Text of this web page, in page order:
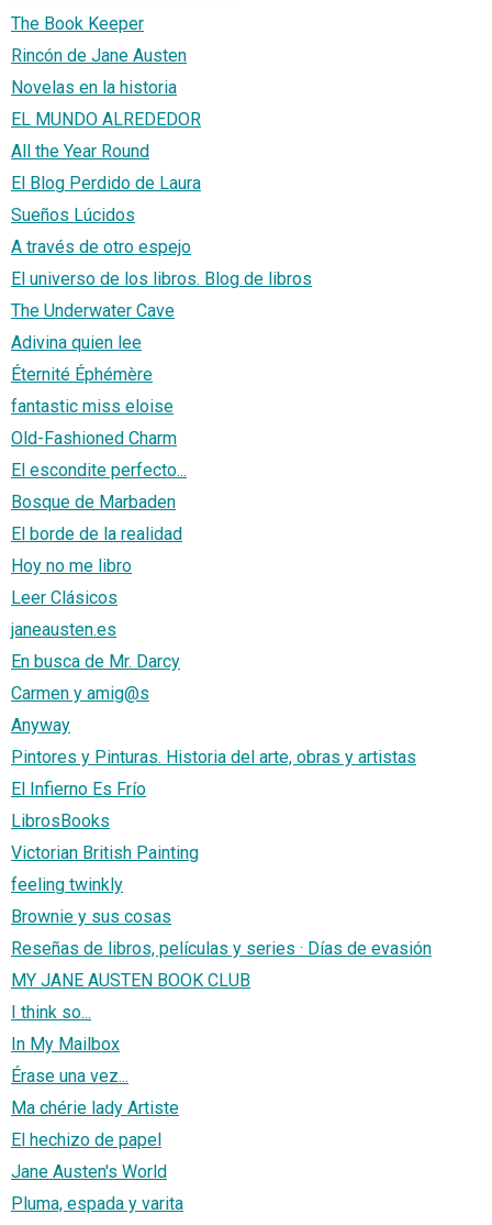
The Book Keeper
Rincón de Jane Austen
Novelas en la historia
EL MUNDO ALREDEDOR
All the Year Round
El Blog Perdido de Laura
Sueños Lúcidos
A través de otro espejo
El universo de los libros. Blog de libros
The Underwater Cave
Adivina quien lee
Éternité Éphémère
fantastic miss eloise
Old-Fashioned Charm
El escondite perfecto...
Bosque de Marbaden
El borde de la realidad
Hoy no me libro
Leer Clásicos
janeausten.es
En busca de Mr. Darcy
Carmen y amig@s
Anyway
Pintores y Pinturas. Historia del arte, obras y artistas
El Infierno Es Frío
LibrosBooks
Victorian British Painting
feeling twinkly
Brownie y sus cosas
Reseñas de libros, películas y series · Días de evasión
MY JANE AUSTEN BOOK CLUB
I think so...
In My Mailbox
Érase una vez...
Ma chérie lady Artiste
El hechizo de papel
Jane Austen's World
Pluma, espada y varita